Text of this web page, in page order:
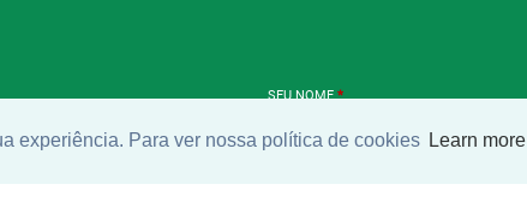
experiência. Para ver nossa política de cookies Learn more
SEU NOME*